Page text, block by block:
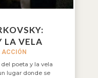
LA VELA
poeta y la vela
lugar donde se